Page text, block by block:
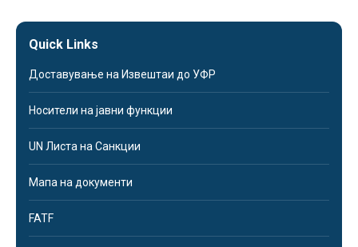
Quick Links
Доставување на Извештаи до УФР
Носители на јавни функции
UN Листа на Санкции
Мапа на документи
FATF